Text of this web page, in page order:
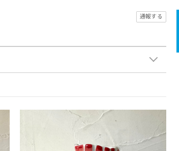
通報する